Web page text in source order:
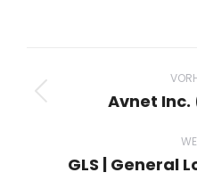
navigation
Avnet Inc.
GLS | General